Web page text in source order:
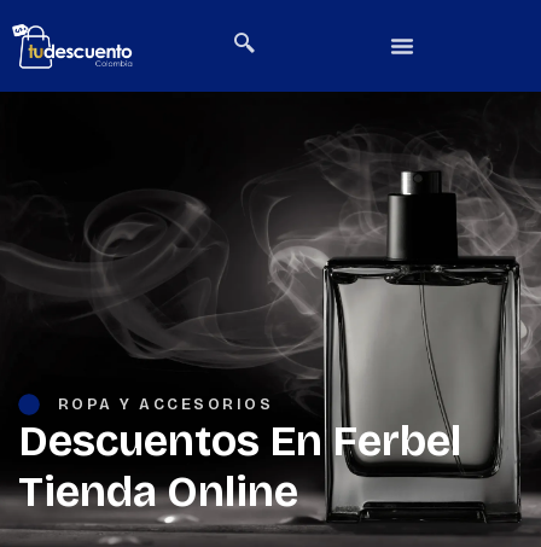
ROPA Y ACCESORIOS
Descuentos En Ferbel
Tienda Online